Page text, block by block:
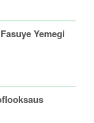
Yemegi